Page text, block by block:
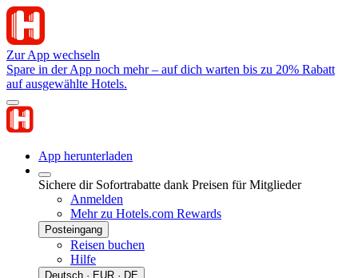
Zur App wechseln
Spare in der App noch mehr – auf dich warten bis zu 20% Rabatt
auf ausgewählte Hotels.
App herunterladen
Sichere dir Sofortrabatte dank Preisen für Mitglieder
Anmelden
Mehr zu Hotels.com Rewards
Posteingang
Reisen buchen
Hilfe
Deutsch · EUR · DE